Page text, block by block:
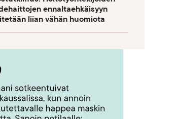
ennaltaehkäisyyn
liian vähän huomiota